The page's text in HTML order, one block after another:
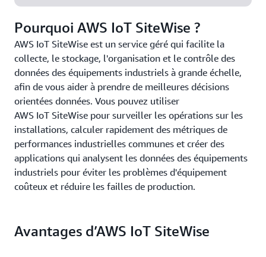
Pourquoi AWS IoT SiteWise ?
AWS IoT SiteWise est un service géré qui facilite la
collecte, le stockage, l'organisation et le contrôle des
données des équipements industriels à grande échelle,
afin de vous aider à prendre de meilleures décisions
orientées données. Vous pouvez utiliser
AWS IoT SiteWise pour surveiller les opérations sur les
installations, calculer rapidement des métriques de
performances industrielles communes et créer des
applications qui analysent les données des équipements
industriels pour éviter les problèmes d'équipement
coûteux et réduire les failles de production.
Avantages d’AWS IoT SiteWise